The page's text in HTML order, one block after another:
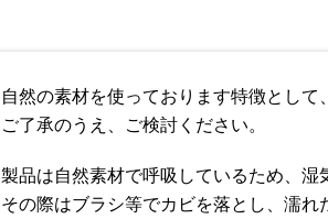
自然の素材を使っております特徴とし
ご了承のうえ、ご検討ください。
製品は自然素材で呼吸しているため、湿
その際はブラシ等でカビを落とし、濡